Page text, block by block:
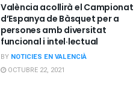
València acollirà el Campionat
d’Espanya de Bàsquet per a
persones amb diversitat
funcional i intel·lectual
BY NOTICIES EN VALENCIÀ
OCTUBRE 22, 2021